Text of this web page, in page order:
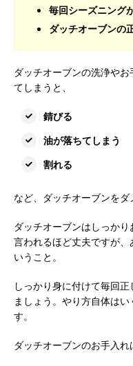
毎回シーズニング
ダッチオーブンの
ダッチオーブンの洗浄や
てしまうと、
錆びる
油が落ちてしまう
割れる
など、ダッチオーブンをダ
ダッチオーブンはしっか
言われるほど丈夫ですが
いうこと。
しっかり身に付けて毎回
ましょう。やり方自体は
す。
ダッチオーブンのお手入れ